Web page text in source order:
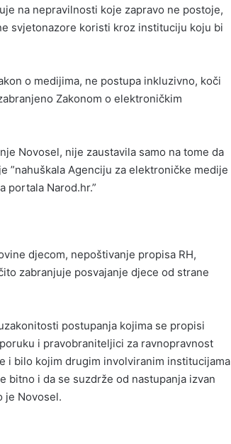
na nepravilnosti koje zapravo ne postoje,
svjetonazore koristi kroz instituciju koju bi
o medijima, ne postupa inkluzivno, koči
Zakonom o elektroničkim
Novosel, nije zaustavila samo na tome da
”nahuškala Agenciju za elektroničke medije
portala Narod.hr.”
djecom, nepoštivanje propisa RH,
zabranjuje posvajanje djece od strane
postupanja kojima se propisi
i pravobraniteljici za ravnopravnost
i bilo kojim drugim involviranim institucijama
bitno i da se suzdrže od nastupanja izvan
je Novosel.